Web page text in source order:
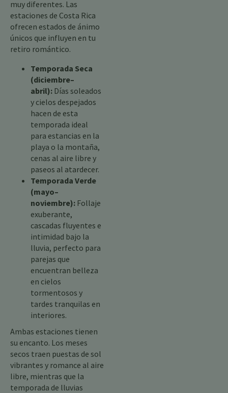
muy diferentes. Las
estaciones de Costa Rica
ofrecen estados de ánimo
únicos que influyen en tu
retiro romántico.
Temporada Seca
(diciembre–
abril): Días soleados
y cielos despejados
hacen de esta
temporada ideal
para estancias en la
playa o la montaña,
cenas al aire libre y
paseos al atardecer.
Temporada Verde
(mayo–
noviembre): Follaje
exuberante,
cascadas fluyentes e
intimidad bajo la
lluvia, perfecto para
parejas que
encuentran belleza
en cielos
tormentosos y
tardes tranquilas en
interiores.
Ambas estaciones tienen
su encanto. Los meses
secos traen puestas de sol
vibrantes y romance al aire
libre, mientras que la
temporada de lluvias